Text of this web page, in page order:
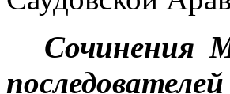
Сочинения
последо­вателей